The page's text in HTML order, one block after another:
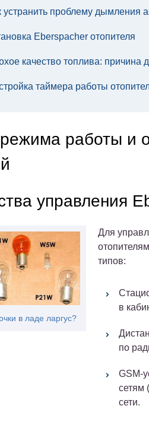
устранить проблему дымления
Eberspacher отопителя
качество топлива:
таймера работы
работы и
управления
в ладе ларгус?
Для
типов:
в
по
GSM-
сетям
сети.